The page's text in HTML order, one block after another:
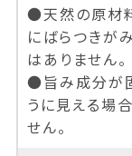
●天然の原材
にばらつきが
はありません。
●旨み成分が
うに見える場
せん。